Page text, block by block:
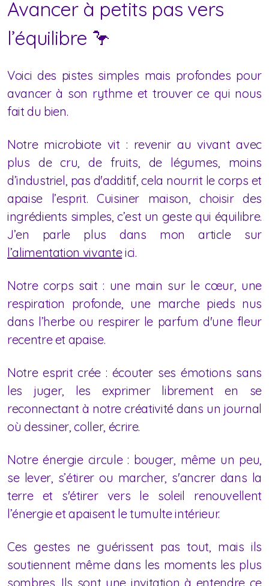
Avancer à petits pas vers
l’équilibre 🦩
Voici des pistes simples mais profondes pour
avancer à son rythme et trouver ce qui nous
fait du bien.
Notre microbiote vit : revenir au vivant avec
plus de cru, de fruits, de légumes, moins
d’industriel, pas d'additif, cela nourrit le corps et
apaise l’esprit. Cuisiner maison, choisir des
ingrédients simples, c’est un geste qui équilibre.
J’en parle plus dans mon article sur
l’alimentation vivanteici.
Notre corps sait : une main sur le cœur, une
respiration profonde, une marche pieds nus
dans l’herbe ou respirer le parfum d'une fleur
recentre et apaise.
Notre esprit crée : écouter ses émotions sans
les juger, les exprimer librement en se
reconnectant à notre créativité dans un journal
où dessiner, coller, écrire.
Notre énergie circule : bouger, même un peu,
se lever, s’étirer ou marcher, s'ancrer dans la
terre et s'étirer vers le soleil renouvellent
l’énergie et apaisent le tumulte intérieur.
Ces gestes ne guérissent pas tout, mais ils
soutiennent même dans les moments les plus
sombres. Ils sont une invitation à entendre ce